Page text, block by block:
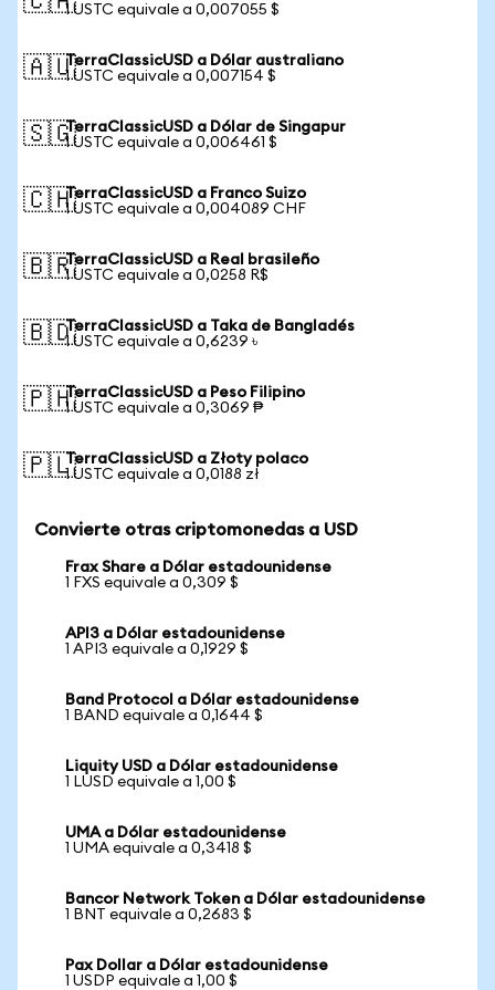
1 USTC equivale a 0,007055 $
🇦🇺TerraClassicUSD a Dólar australiano
1 USTC equivale a 0,007154 $
🇸🇬TerraClassicUSD a Dólar de Singapur
1 USTC equivale a 0,006461 $
🇨🇭TerraClassicUSD a Franco Suizo
1 USTC equivale a 0,004089 CHF
🇧🇷TerraClassicUSD a Real brasileño
1 USTC equivale a 0,0258 R$
🇧🇩TerraClassicUSD a Taka de Bangladés
1 USTC equivale a 0,6239 ৳
🇵🇭TerraClassicUSD a Peso Filipino
1 USTC equivale a 0,3069 ₱
🇵🇱TerraClassicUSD a Złoty polaco
1 USTC equivale a 0,0188 zł
Convierte otras criptomonedas a USD
Frax Share a Dólar estadounidense
1 FXS equivale a 0,309 $
API3 a Dólar estadounidense
1 API3 equivale a 0,1929 $
Band Protocol a Dólar estadounidense
1 BAND equivale a 0,1644 $
Liquity USD a Dólar estadounidense
1 LUSD equivale a 1,00 $
UMA a Dólar estadounidense
1 UMA equivale a 0,3418 $
Bancor Network Token a Dólar estadounidense
1 BNT equivale a 0,2683 $
Pax Dollar a Dólar estadounidense
1 USDP equivale a 1,00 $